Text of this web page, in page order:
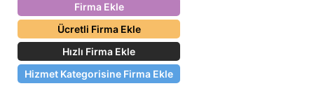
Firma Ekle
Ücretli Firma Ekle
Hızlı Firma Ekle
Hizmet Kategorisine Firma Ekle